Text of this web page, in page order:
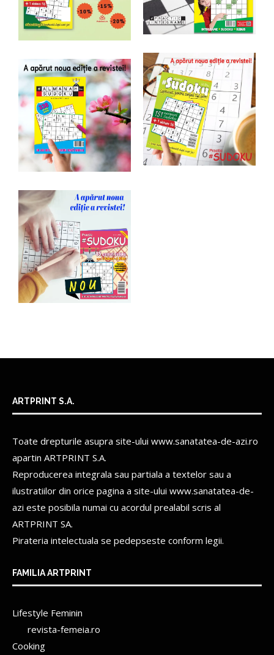
ARTPRINT S.A.
Toate drepturile asupra site-ului www.sanatatea-de-azi.ro
apartin ARTPRINT S.A.
Reproducerea integrala sau partiala a textelor sau a
ilustratiilor din orice pagina a site-ului www.sanatatea-de-
azi este posibila numai cu acordul prealabil scris al
ARTPRINT SA.
Pirateria intelectuala se pedepseste conform legii.
FAMILIA ARTPRINT
Lifestyle Feminin
revista-femeia.ro
Cooking